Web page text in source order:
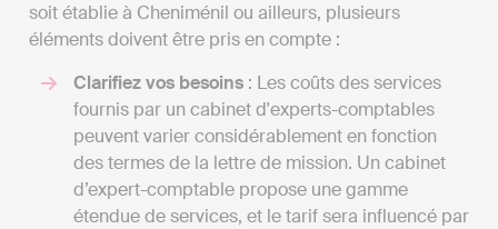
soit établie à Cheniménil ou ailleurs, plusieurs
éléments doivent être pris en compte :
Clarifiez vos besoins : Les coûts des services
fournis par un cabinet d'experts-comptables
peuvent varier considérablement en fonction
des termes de la lettre de mission. Un cabinet
d’expert-comptable propose une gamme
étendue de services, et le tarif sera influencé par